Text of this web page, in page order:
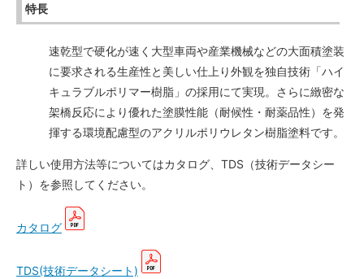
特長
速乾型で硬化が速く大型車両や産業機械などの大面積塗装
に要求される生産性と美しい仕上り外観を独自技術「ハイ
キュラブルポリマー樹脂」の採用にて実現。さらに緻密な
架橋反応により優れた塗膜性能（耐候性・耐薬品性）を発
揮する環境配慮型のアクリルポリウレタン樹脂塗料です。
詳しい使用方法等についてはカタログ、TDS（技術データシー
ト）を参照してください。
カタログ
TDS(技術データシート)